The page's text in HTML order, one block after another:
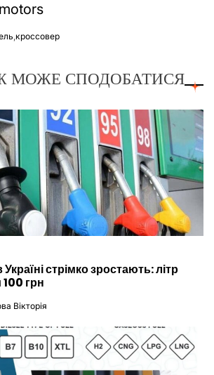
,кроссовер
МОЖЕ СПОДОБАТИСЯ
стрімко зростають: літр
грн
Вікторія